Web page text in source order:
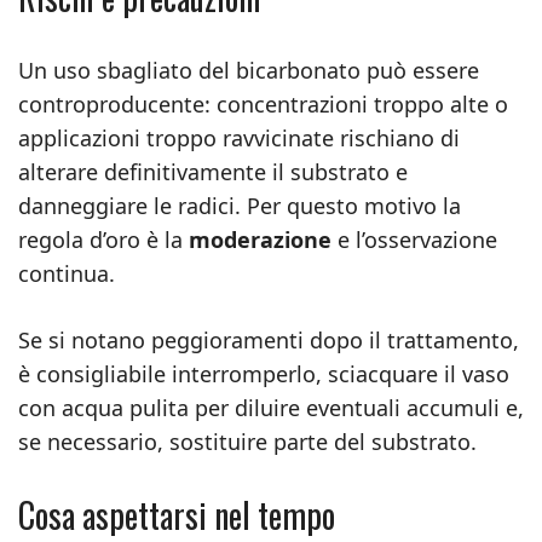
Un uso sbagliato del bicarbonato può essere
controproducente: concentrazioni troppo alte o
applicazioni troppo ravvicinate rischiano di
alterare definitivamente il substrato e
danneggiare le radici. Per questo motivo la
regola d’oro è la moderazione e l’osservazione
continua.
Se si notano peggioramenti dopo il trattamento,
è consigliabile interromperlo, sciacquare il vaso
con acqua pulita per diluire eventuali accumuli e,
se necessario, sostituire parte del substrato.
Cosa aspettarsi nel tempo